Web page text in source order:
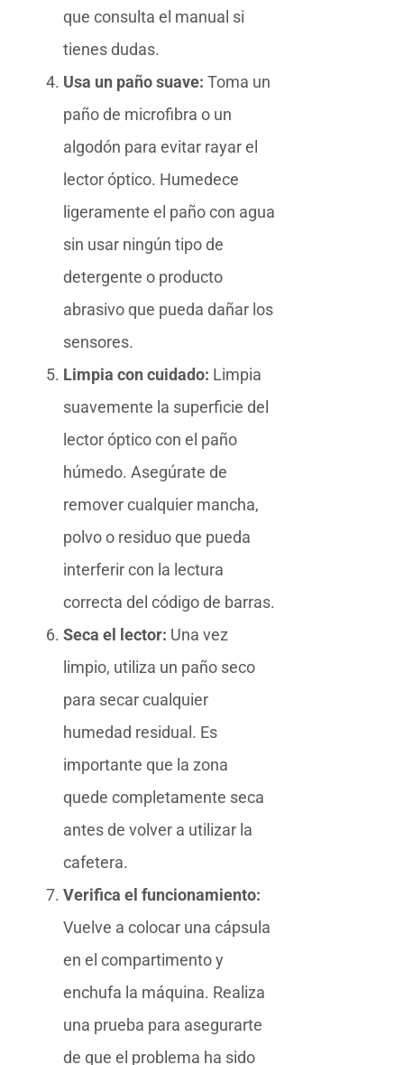
que consulta el manual si
tienes dudas.
Usa un paño suave: Toma un
paño de microfibra o un
algodón para evitar rayar el
lector óptico. Humedece
ligeramente el paño con agua
sin usar ningún tipo de
detergente o producto
abrasivo que pueda dañar los
sensores.
Limpia con cuidado: Limpia
suavemente la superficie del
lector óptico con el paño
húmedo. Asegúrate de
remover cualquier mancha,
polvo o residuo que pueda
interferir con la lectura
correcta del código de barras.
Seca el lector: Una vez
limpio, utiliza un paño seco
para secar cualquier
humedad residual. Es
importante que la zona
quede completamente seca
antes de volver a utilizar la
cafetera.
Verifica el funcionamiento:
Vuelve a colocar una cápsula
en el compartimento y
enchufa la máquina. Realiza
una prueba para asegurarte
de que el problema ha sido